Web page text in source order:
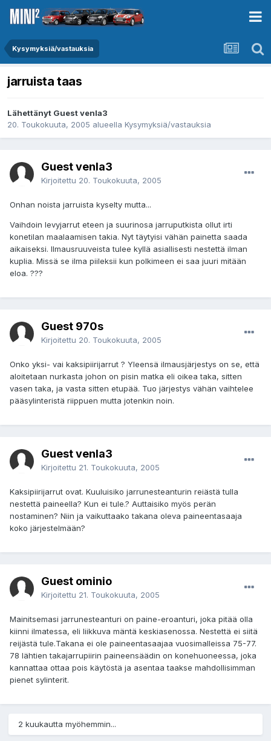
Kysymyksiä/vastauksia
jarruista taas
Lähettänyt Guest venla3
20. Toukokuuta, 2005 alueella Kysymyksiä/vastauksia
Guest venla3
Kirjoitettu 20. Toukokuuta, 2005
Onhan noista jarruista kyselty mutta...
Vaihdoin levyjarrut eteen ja suurinosa jarruputkista ollut irti
konetilan maalaamisen takia. Nyt täytyisi vähän painetta saada
aikaiseksi. Ilmausruuveista tulee kyllä asiallisesti nestettä ilman
kuplia. Missä se ilma piileksii kun polkimeen ei saa juuri mitään
eloa. ???
Guest 970s
Kirjoitettu 20. Toukokuuta, 2005
Onko yksi- vai kaksipiirijarrut ? Yleensä ilmausjärjestys on se, että
aloitetaan nurkasta johon on pisin matka eli oikea taka, sitten
vasen taka, ja vasta sitten etupää. Tuo järjestys vähän vaihtelee
pääsylinteristä riippuen mutta jotenkin noin.
Guest venla3
Kirjoitettu 21. Toukokuuta, 2005
Kaksipiirijarrut ovat. Kuuluisiko jarrunesteanturin reiästä tulla
nestettä paineella? Kun ei tule.? Auttaisiko myös perän
nostaminen? Niin ja vaikuttaako takana oleva paineentasaaja
koko järjestelmään?
Guest ominio
Kirjoitettu 21. Toukokuuta, 2005
Mainitsemasi jarrunesteanturi on paine-eroanturi, joka pitää olla
kiinni ilmatessa, eli liikkuva mäntä keskiasenossa. Nestettä ei siitä
reijästä tule.Takana ei ole paineentasaajaa vuosimalleissa 75-77.
78 lähtien takajarrupiirin paineensäädin on konehuoneessa, joka
kannattaa ottaa pois käytöstä ja asentaa taakse mahdollisimman
pienet sylinterit.
2 kuukautta myöhemmin...